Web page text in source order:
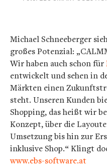
Michael Schneeberger
großes Potenzial:
Wir haben auch schon für
entwickelt und sehen in
Märkten einen
steht. Unseren Kunden
Shopping, das heißt wir
Konzept, über die
Umsetzung bis hin zur
inklusive Shop.“ Klingt
www.ebs-software.at